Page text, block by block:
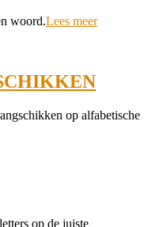
woord.Lees meer
op alfabetische
op de juiste